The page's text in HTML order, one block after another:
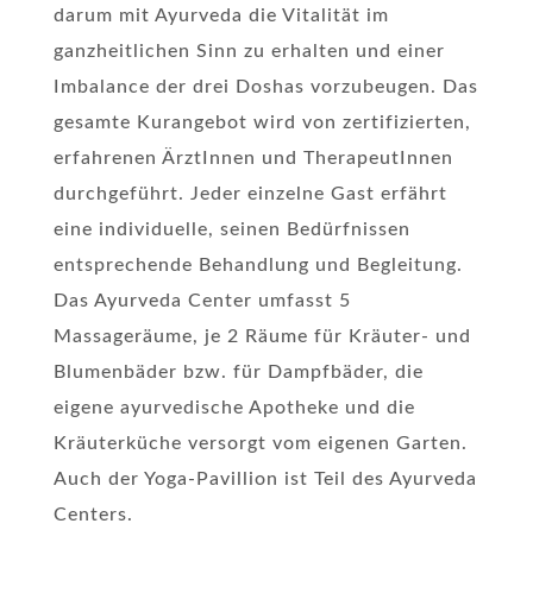
darum mit Ayurveda die Vitalität im
ganzheitlichen Sinn zu erhalten und einer
Imbalance der drei Doshas vorzubeugen. Das
gesamte Kurangebot wird von zertifizierten,
erfahrenen ÄrztInnen und TherapeutInnen
durchgeführt. Jeder einzelne Gast erfährt
eine individuelle, seinen Bedürfnissen
entsprechende Behandlung und Begleitung.
Das Ayurveda Center umfasst 5
Massageräume, je 2 Räume für Kräuter- und
Blumenbäder bzw. für Dampfbäder, die
eigene ayurvedische Apotheke und die
Kräuterküche versorgt vom eigenen Garten.
Auch der Yoga-Pavillion ist Teil des Ayurveda
Centers.